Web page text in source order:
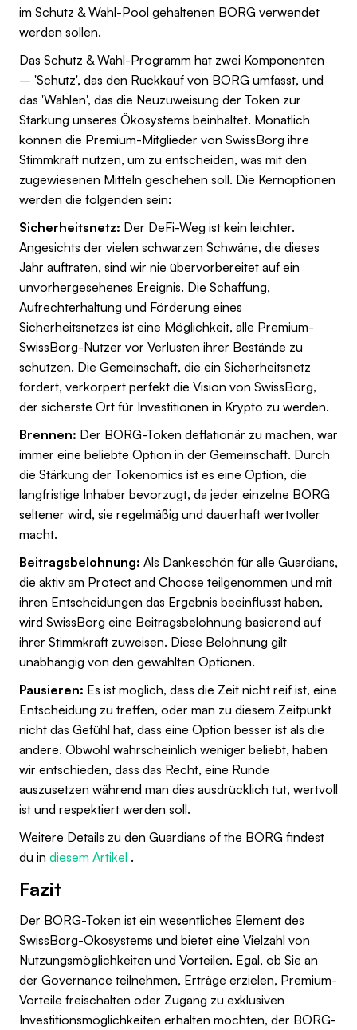
im Schutz & Wahl-Pool gehaltenen BORG verwendet
werden sollen.
Das Schutz & Wahl-Programm hat zwei Komponenten
– 'Schutz', das den Rückkauf von BORG umfasst, und
das 'Wählen', das die Neuzuweisung der Token zur
Stärkung unseres Ökosystems beinhaltet. Monatlich
können die Premium-Mitglieder von SwissBorg ihre
Stimmkraft nutzen, um zu entscheiden, was mit den
zugewiesenen Mitteln geschehen soll. Die Kernoptionen
werden die folgenden sein:
Sicherheitsnetz: Der DeFi-Weg ist kein leichter.
Angesichts der vielen schwarzen Schwäne, die dieses
Jahr auftraten, sind wir nie übervorbereitet auf ein
unvorhergesehenes Ereignis. Die Schaffung,
Aufrechterhaltung und Förderung eines
Sicherheitsnetzes ist eine Möglichkeit, alle Premium-
SwissBorg-Nutzer vor Verlusten ihrer Bestände zu
schützen. Die Gemeinschaft, die ein Sicherheitsnetz
fördert, verkörpert perfekt die Vision von SwissBorg,
der sicherste Ort für Investitionen in Krypto zu werden.
Brennen: Der BORG-Token deflationär zu machen, war
immer eine beliebte Option in der Gemeinschaft. Durch
die Stärkung der Tokenomics ist es eine Option, die
langfristige Inhaber bevorzugt, da jeder einzelne BORG
seltener wird, sie regelmäßig und dauerhaft wertvoller
macht.
Beitragsbelohnung: Als Dankeschön für alle Guardians,
die aktiv am Protect and Choose teilgenommen und mit
ihren Entscheidungen das Ergebnis beeinflusst haben,
wird SwissBorg eine Beitragsbelohnung basierend auf
ihrer Stimmkraft zuweisen. Diese Belohnung gilt
unabhängig von den gewählten Optionen.
Pausieren: Es ist möglich, dass die Zeit nicht reif ist, eine
Entscheidung zu treffen, oder man zu diesem Zeitpunkt
nicht das Gefühl hat, dass eine Option besser ist als die
andere. Obwohl wahrscheinlich weniger beliebt, haben
wir entschieden, dass das Recht, eine Runde
auszusetzen während man dies ausdrücklich tut, wertvoll
ist und respektiert werden soll.
Weitere Details zu den Guardians of the BORG findest
du in diesem Artikel .
Fazit
Der BORG-Token ist ein wesentliches Element des
SwissBorg-Ökosystems und bietet eine Vielzahl von
Nutzungsmöglichkeiten und Vorteilen. Egal, ob Sie an
der Governance teilnehmen, Erträge erzielen, Premium-
Vorteile freischalten oder Zugang zu exklusiven
Investitionsmöglichkeiten erhalten möchten, der BORG-